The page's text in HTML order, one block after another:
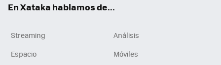
En Xataka hablamos de...
Streaming
Análisis
Espacio
Móviles